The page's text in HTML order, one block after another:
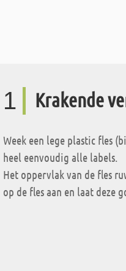
1 Krakende
Week een lege plastic fles
heel eenvoudig alle labels.
Het oppervlak van de fles
op de fles aan en laat deze